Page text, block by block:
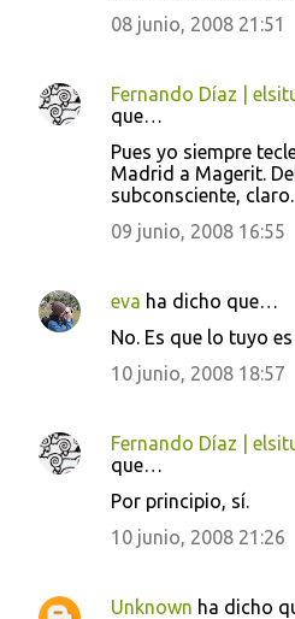
08 junio, 2008 21:51
Fernando Díaz |
que…
Pues yo siempre
Madrid a Magerit.
subconsciente, claro.
09 junio, 2008 16:55
eva ha dicho que…
No. Es que lo tuyo
10 junio, 2008 18:57
Fernando Díaz |
que…
Por principio, sí.
10 junio, 2008 21:26
Unknown ha dicho